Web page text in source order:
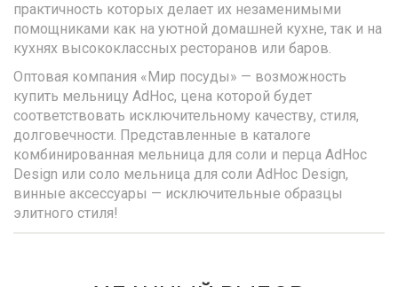
практичность которых делает их незаменимыми
помощниками как на уютной домашней кухне, так и на
кухнях высококлассных ресторанов или баров.
Оптовая компания «Мир посуды» — возможность
купить мельницу AdHoc, цена которой будет
соответствовать исключительному качеству, стиля,
долговечности. Представленные в каталоге
комбинированная мельница для соли и перца AdHoc
Design или соло мельница для соли AdHoc Design,
винные аксессуары — исключительные образцы
элитного стиля!